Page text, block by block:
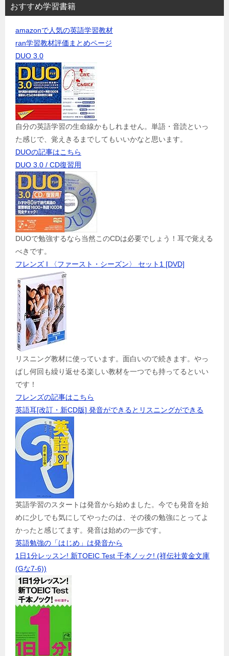
おすすめ学習書籍
amazonで人気の英語学習教材
ran学習教材評価まとめページ
DUO 3.0
自分の英語学習の生命線かもしれません。単語・音読といっ
た感じで、覚えきるまでしてもいいかなと思います。
DUOの記事はこちら
DUO 3.0 / CD復習用
DUOで勉強するなら当然このCDは必要でしょう！耳で覚える
べきです。
フレンズ I 〈ファースト・シーズン〉 セット1 [DVD]
リスニング教材に使っています。面白いので続きます。やっ
ぱし何回も繰り返せる楽しい教材を一つでも持ってるといい
です！
フレンズの記事はこちら
英語耳[改訂・新CD版] 発音ができるとリスニングができる
英語学習のスタートは発音から始めました。今でも発音を始
めに少しでも気にしてやったのは、その後の勉強にとってよ
かったと感じてます。発音は始めの一歩です。
英語勉強の「はじめ」は発音から
1日1分レッスン! 新TOEIC Test 千本ノック! (祥伝社黄金文庫
(Gな7-6))